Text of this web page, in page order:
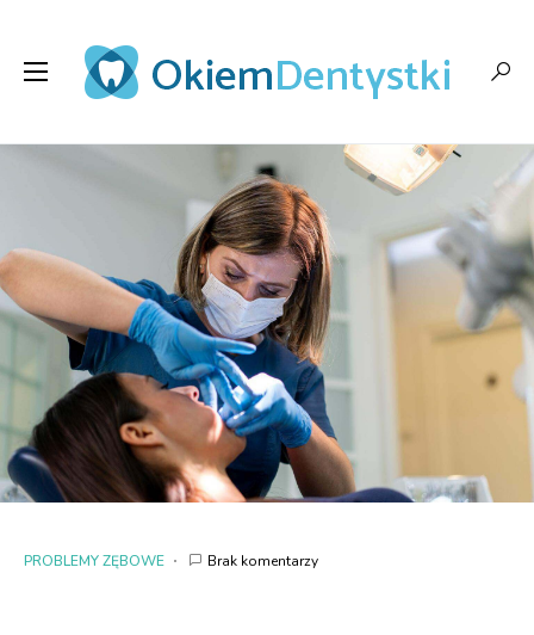
PROBLEMY ZĘBOWE Brak komentarzy